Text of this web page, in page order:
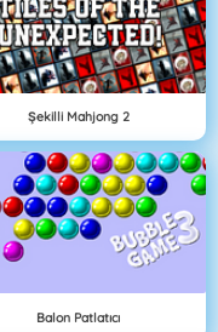
Şekilli Mahjong 2
Balon Patlatıcı